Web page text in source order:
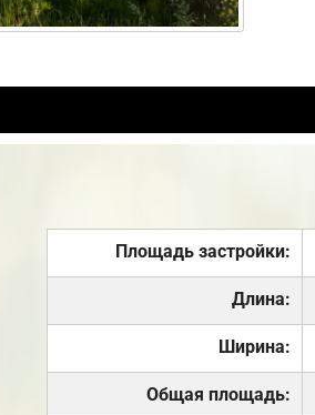
Площадь застройки:
Длина:
Ширина:
Общая площадь: